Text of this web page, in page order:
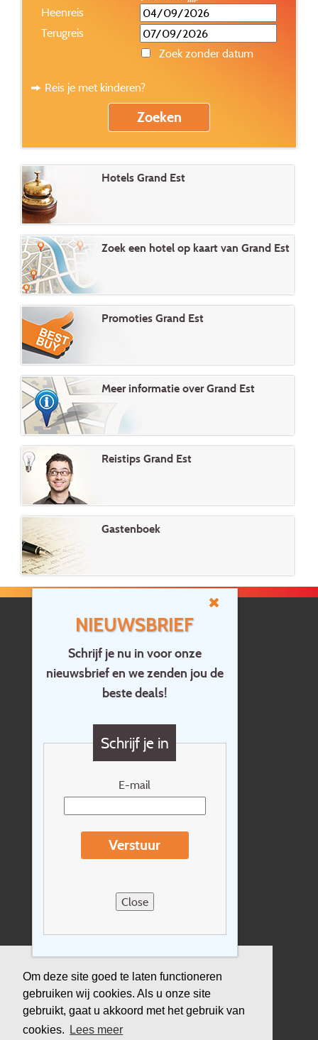
Om deze site goed te laten functioneren
gebruiken wij cookies. Als u onze site
gebruikt, gaat u akkoord met het gebruik van
cookies.
Lees meer
NIEUWSBRIEF
Schrijf je nu in voor onze
nieuwsbrief en we zenden jou de
beste deals!
Schrijf je in
E-mail
Verstuur
Close
Heenreis
Terugreis
Zoek zonder datum
Reis je met kinderen?
Hotels Grand Est
Zoek een hotel op kaart van Grand Est
Promoties Grand Est
Meer informatie over Grand Est
Reistips Grand Est
Gastenboek
Home
Contact
Vragen?
Cadeaubon
Nieuwsbrief
Reisvoorwaarden
Sitemap
Verzekering
Duurzaamheid